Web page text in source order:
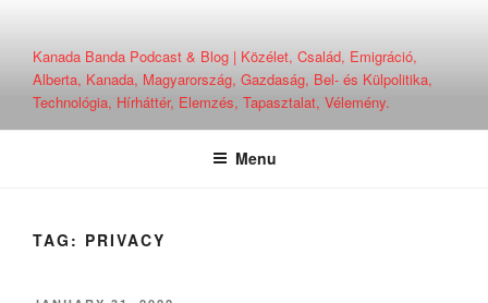
contentKanada Banda Podcast & Blog | Közélet, Család, Emigráció,
Alberta, Kanada, Magyarország, Gazdaság, Bel- és Külpolitika,
Technológia, Hírháttér, Elemzés, Tapasztalat, Vélemény.
Menu
TAG: PRIVACY